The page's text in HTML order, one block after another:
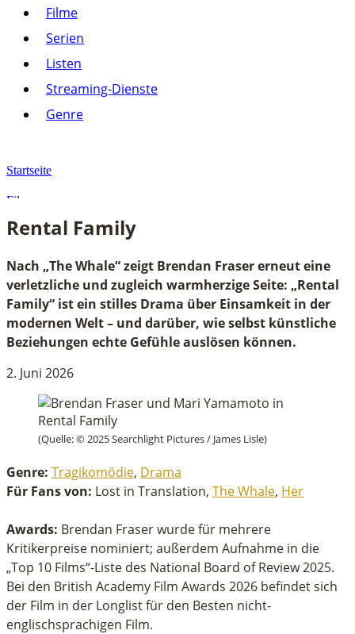
Streaming-Dienste
Paramount+
Netflix
Alle anzeigen
Filme
Serien
Listen
Streaming-Dienste
Genre
Startseite
Filme
Rental Family
Rental Family
Nach „The Whale“ zeigt Brendan Fraser erneut eine
verletzliche und zugleich warmherzige Seite: „Rental
Family“ ist ein stilles Drama über Einsamkeit in der
modernen Welt – und darüber, wie selbst künstliche
Beziehungen echte Gefühle auslösen können.
2. Juni 2026
(Quelle: © 2025 Searchlight Pictures / James Lisle)
Genre: Tragikomödie, Drama
Für Fans von: Lost in Translation, The Whale, Her
Awards: Brendan Fraser wurde für mehrere
Kritikerpreise nominiert; außerdem Aufnahme in die
„Top 10 Films“-Liste des National Board of Review 2025.
Bei den British Academy Film Awards 2026 befindet sich
der Film in der Longlist für den Besten nicht-
englischsprachigen Film.